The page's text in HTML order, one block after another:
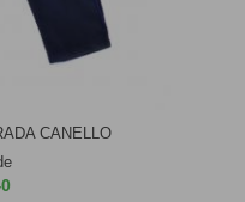
CANELLO